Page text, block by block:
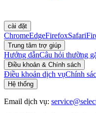
cài đặt
ChromeEdgeFirefoxSafari
Trung tâm trợ giúp
Hướng dẫnCâu hỏi thường
Điều khoản & Chính sách
Điều khoản dịch vụChính
Hệ thống
Email dịch vụ: